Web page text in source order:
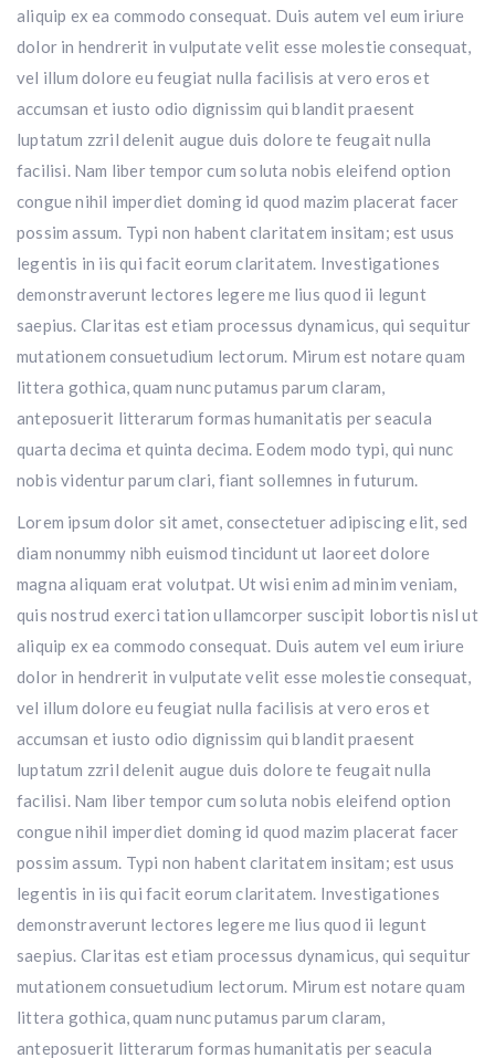
aliquip ex ea commodo consequat. Duis autem vel eum iriure
dolor in hendrerit in vulputate velit esse molestie consequat,
vel illum dolore eu feugiat nulla facilisis at vero eros et
accumsan et iusto odio dignissim qui blandit praesent
luptatum zzril delenit augue duis dolore te feugait nulla
facilisi. Nam liber tempor cum soluta nobis eleifend option
congue nihil imperdiet doming id quod mazim placerat facer
possim assum. Typi non habent claritatem insitam; est usus
legentis in iis qui facit eorum claritatem. Investigationes
demonstraverunt lectores legere me lius quod ii legunt
saepius. Claritas est etiam processus dynamicus, qui sequitur
mutationem consuetudium lectorum. Mirum est notare quam
littera gothica, quam nunc putamus parum claram,
anteposuerit litterarum formas humanitatis per seacula
quarta decima et quinta decima. Eodem modo typi, qui nunc
nobis videntur parum clari, fiant sollemnes in futurum.
Lorem ipsum dolor sit amet, consectetuer adipiscing elit, sed
diam nonummy nibh euismod tincidunt ut laoreet dolore
magna aliquam erat volutpat. Ut wisi enim ad minim veniam,
quis nostrud exerci tation ullamcorper suscipit lobortis nisl ut
aliquip ex ea commodo consequat. Duis autem vel eum iriure
dolor in hendrerit in vulputate velit esse molestie consequat,
vel illum dolore eu feugiat nulla facilisis at vero eros et
accumsan et iusto odio dignissim qui blandit praesent
luptatum zzril delenit augue duis dolore te feugait nulla
facilisi. Nam liber tempor cum soluta nobis eleifend option
congue nihil imperdiet doming id quod mazim placerat facer
possim assum. Typi non habent claritatem insitam; est usus
legentis in iis qui facit eorum claritatem. Investigationes
demonstraverunt lectores legere me lius quod ii legunt
saepius. Claritas est etiam processus dynamicus, qui sequitur
mutationem consuetudium lectorum. Mirum est notare quam
littera gothica, quam nunc putamus parum claram,
anteposuerit litterarum formas humanitatis per seacula